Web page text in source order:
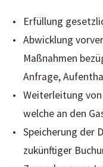
Erfüllung
Abwicklung
Maßnahmen
Anfrage,
Weiterleitung
welche an den
Speicherung der
zukünftiger